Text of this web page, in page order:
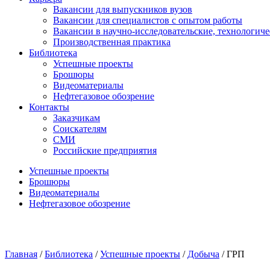
Вакансии для выпускников вузов
Вакансии для специалистов с опытом работы
Вакансии в научно-исследовательские,
Производственная практика
Библиотека
Успешные проекты
Брошюры
Видеоматериалы
Нефтегазовое обозрение
Контакты
Заказчикам
Соискателям
СМИ
Российские предприятия
Успешные проекты
Брошюры
Видеоматериалы
Нефтегазовое обозрение
Главная /Библиотека /Успешные проекты / Добыча /ГРП